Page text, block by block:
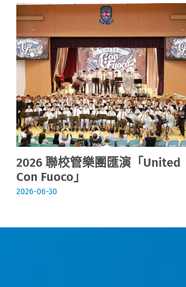
2026 聯校管樂團匯演「United
Con Fuoco」
2026-06-30